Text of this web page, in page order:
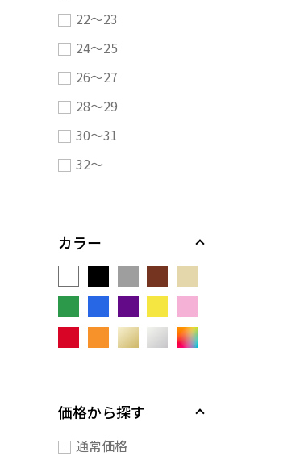
22～23
24～25
26～27
28～29
30～31
32～
カラー
価格から探す
通常価格